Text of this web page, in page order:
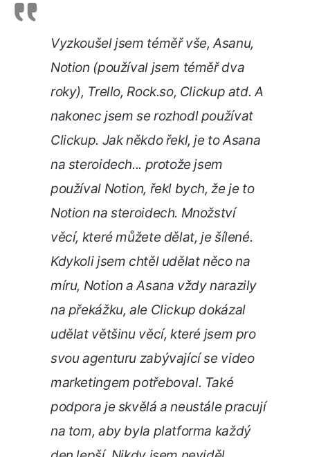
Vyzkoušel jsem téměř vše, Asanu,
Notion (používal jsem téměř dva
roky), Trello, Rock.so, Clickup atd. A
nakonec jsem se rozhodl používat
Clickup. Jak někdo řekl, je to Asana
na steroidech... protože jsem
používal Notion, řekl bych, že je to
Notion na steroidech. Množství
věcí, které můžete dělat, je šílené.
Kdykoli jsem chtěl udělat něco na
míru, Notion a Asana vždy narazily
na překážku, ale Clickup dokázal
udělat většinu věcí, které jsem pro
svou agenturu zabývající se video
marketingem potřeboval. Také
podpora je skvělá a neustále pracují
na tom, aby byla platforma každý